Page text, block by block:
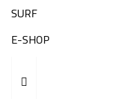
SURF
E-SHOP